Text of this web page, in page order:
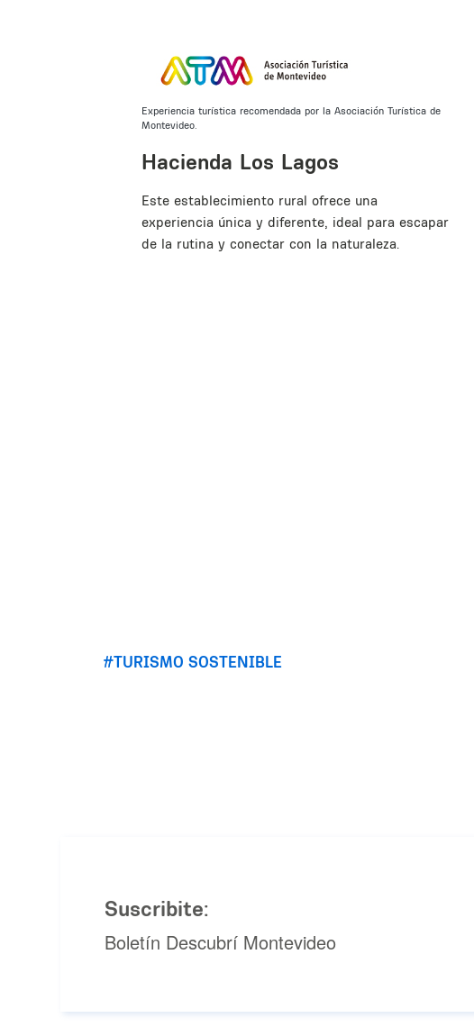
Experiencia turística recomendada por la Asociación Turística de
Montevideo.
Hacienda Los Lagos
Este establecimiento rural ofrece una
experiencia única y diferente, ideal para escapar
de la rutina y conectar con la naturaleza.
TURISMO SOSTENIBLE
Suscribite:
Boletín Descubrí Montevideo